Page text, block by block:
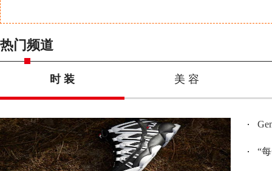
热门频道
时 装 美 容
“每